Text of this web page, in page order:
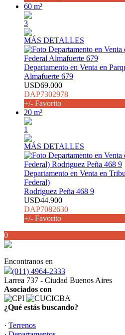
60 m²
3
MÁS DETALLES
Departamento en Venta en
Almafuerte 679
USD69.000
DAP7302978
+/- Favorito
20 m²
1
MÁS DETALLES
Departamento en Venta en
Federal)
Rodriguez Peña 468 9
USD44.900
DAP7082630
+/- Favorito
0
Encontranos en
(011) 4964-2333
Larrea 737 - Ciudad Buenos Aires
Asociados con
¿Qué estás buscando?
· Terrenos